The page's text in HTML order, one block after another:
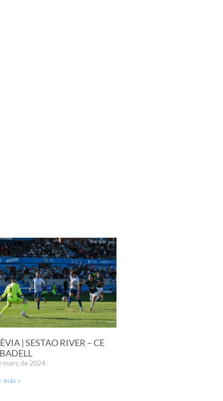
| SESTAO RIVER – CE
març de 2024
más »